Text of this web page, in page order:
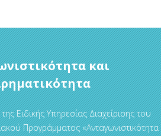
και
Ειδικής Υπηρεσίας Διαχείρισης του
Προγράμματος «Ανταγωνιστικότητα